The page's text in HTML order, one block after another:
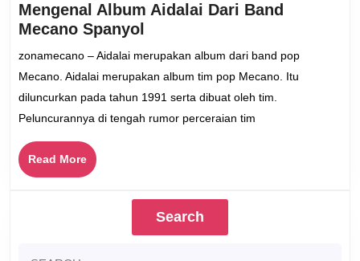
Mengenal Album Aidalai Dari Band
Mecano Spanyol
Album
Aidalai
Dari
Band
Mecano
zonamecano – Aidalai merupakan album dari band pop
Mecano. Aidalai merupakan album tim pop Mecano. Itu
diluncurkan pada tahun 1991 serta dibuat oleh tim.
Peluncurannya di tengah rumor perceraian tim
Read MoreRead
More
Search